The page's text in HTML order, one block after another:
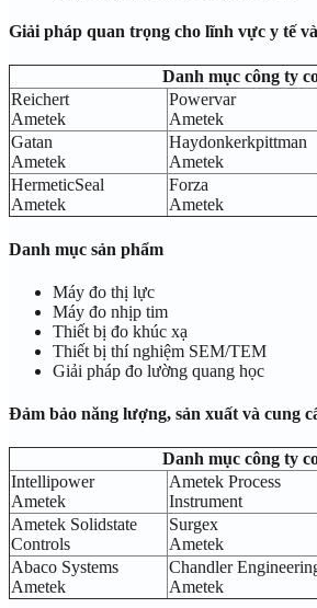
Giải pháp quan trọng cho lĩnh vực y tế
Danh mục công ty
Reichert
Ametek
Powervar
Ametek
Gatan
Ametek
Haydonkerkpittman
Ametek
HermeticSeal
Ametek
Forza
Ametek
Danh mục sản phẩm
Máy đo thị lực
Máy đo nhịp tim
Thiết bị đo khúc xạ
Thiết bị thí nghiệm SEM/TEM
Giải pháp đo lường quang học
Đảm bảo năng lượng, sản xuất và cung
Danh mục công ty
Intellipower
Ametek
Ametek Process
Instrument
Ametek Solidstate
Controls
Surgex
Ametek
Abaco Systems
Ametek
Chandler
Ametek